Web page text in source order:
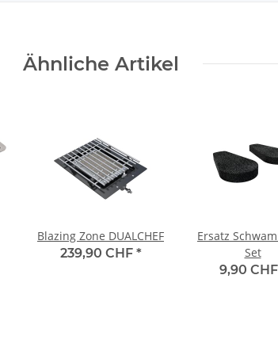
Ähnliche Artikel
Blazing Zone DUALCHEF
239,90 CHF *
Ersatz
Set
9,90 CHF